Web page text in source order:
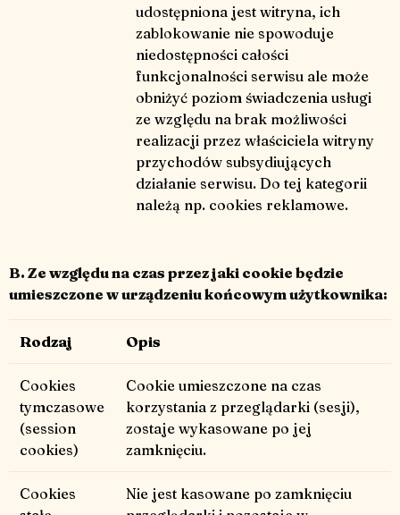
udostępniona jest witryna, ich
zablokowanie nie spowoduje
niedostępności całości
funkcjonalności serwisu ale może
obniżyć poziom świadczenia usługi
ze względu na brak możliwości
realizacji przez właściciela witryny
przychodów subsydiujących
działanie serwisu. Do tej kategorii
należą np. cookies reklamowe.
B. Ze względu na czas przez jaki cookie będzie
umieszczone w urządzeniu końcowym użytkownika:
Rodzaj Opis
Cookies
tymczasowe
(session
cookies)
Cookie umieszczone na czas
korzystania z przeglądarki (sesji),
zostaje wykasowane po jej
zamknięciu.
Cookies
Nie jest kasowane po zamknięciu